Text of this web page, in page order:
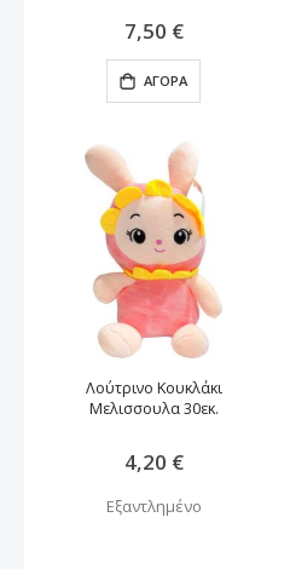
7,50 €
ΑΓΟΡΆ
Λούτρινο Κουκλάκι
Μελισσουλα 30εκ.
4,20 €
Εξαντλημένο